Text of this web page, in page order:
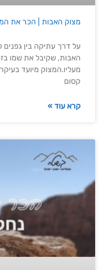
מצוק האבות | הכר את
על דרך עתיקה בין גפנים
האבות, שקיבל את שמו
מעליו.המצוק מיועד
קסום
קרא עוד »